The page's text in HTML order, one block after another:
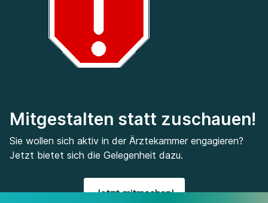
Mitgestalten statt zuschauen!
Sie wollen sich aktiv in der Ärztekammer engagieren?
Jetzt bietet sich die Gelegenheit dazu.
Jetzt mitmachen!